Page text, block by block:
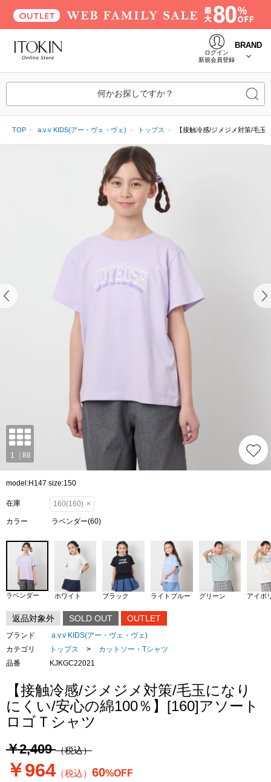
ログイン
新規会員登録
BRAND
何かお探しですか？
TOP a.v.v KIDS(アー・ヴェ・ヴェ) トップス 【接触冷感/ジメジメ対策/毛
model:H147 size:150
在庫 160(160) ×
カラー ラベンダー(60)
ラベンダー ホワイト ブラック ライトブルー グリーン アイボ
返品対象外 SOLD OUT OUTLET
ブランド
a.v.v KIDS(アー・ヴェ・ヴェ)
カテゴリ
トップス >
カットソー・Tシャツ
品番
KJKGC22021
【接触冷感/ジメジメ対策/毛玉になり
にくい/安心の綿100％】[160]アソート
ロゴＴシャツ
￥2,409（税込）
￥964 （税込） 60%OFF